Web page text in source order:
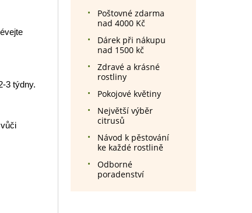
3 týdny.
Poštovné zdarma
nad 4000 Kč
Dárek při nákupu
nad 1500 kč
Zdravé a krásné
rostliny
Pokojové květiny
Největší výběr
citrusů
Návod k pěstování
ke každé rostlině
Odborné
poradenství